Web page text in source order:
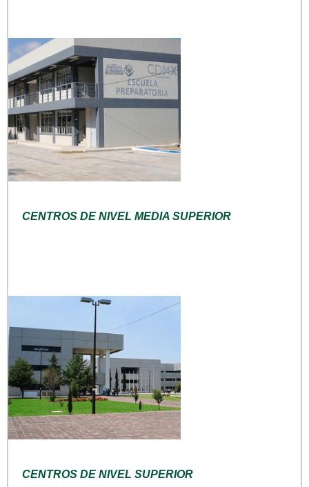
CENTROS DE NIVEL MEDIA SUPERIOR
CENTROS DE NIVEL SUPERIOR